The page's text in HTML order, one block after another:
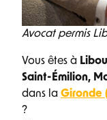
Avocat permis
Vous êtes à
Saint-Émilion,
dans la Gironde
?